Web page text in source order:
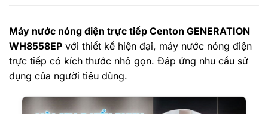
Máy nước nóng điện trực tiếp Centon GENERATION
WH8558EP với thiết kế hiện đại, máy nước nóng điện
trực tiếp có kích thước nhỏ gọn. Đáp ứng nhu cầu sử
dụng của người tiêu dùng.